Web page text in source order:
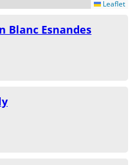
Leaflet
Blanc Esnandes